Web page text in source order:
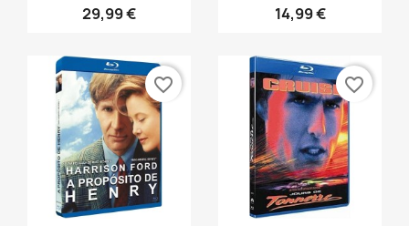
29,99 € 14,99 €
favorite_border favorite_border
Créer une liste